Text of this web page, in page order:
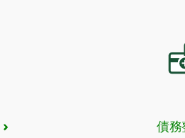
債務